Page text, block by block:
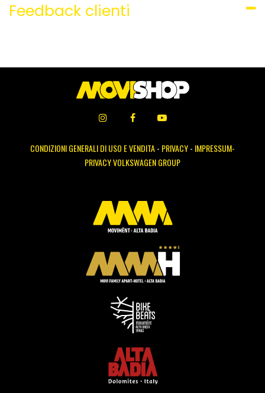
Feedback clienti
CONDIZIONI GENERALI DI USO E VENDITA- PRIVACY- IMPRESSUM-
PRIVACY VOLKSWAGEN GROUP